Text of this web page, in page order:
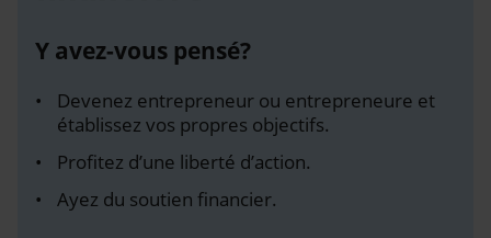
Y avez-vous pensé?
Devenez entrepreneur ou entrepreneure et
établissez vos propres objectifs.
Profitez d’une liberté d’action.
Ayez du soutien financier.